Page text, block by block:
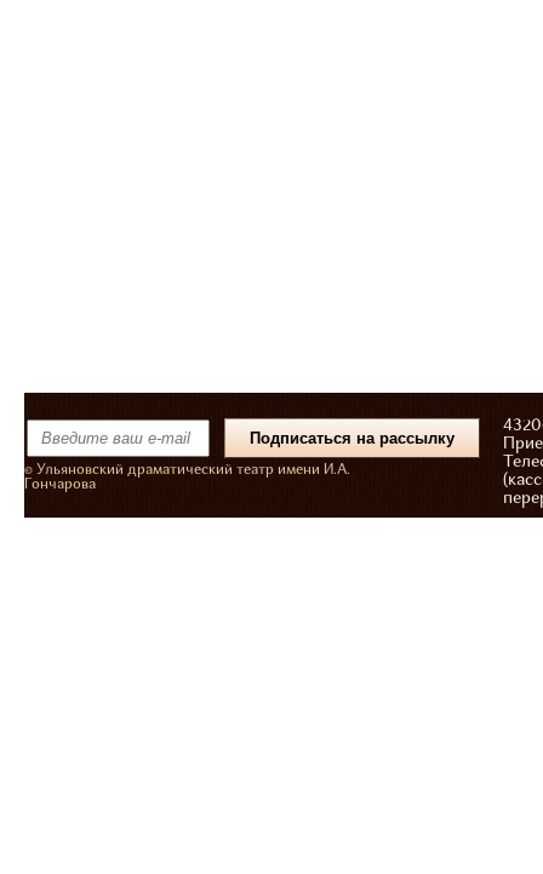
© Ульяновский драматический театр имени И.А.
Гончарова